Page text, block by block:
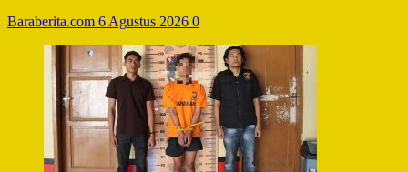
Baraberita.com 6 Agustus 2026 0